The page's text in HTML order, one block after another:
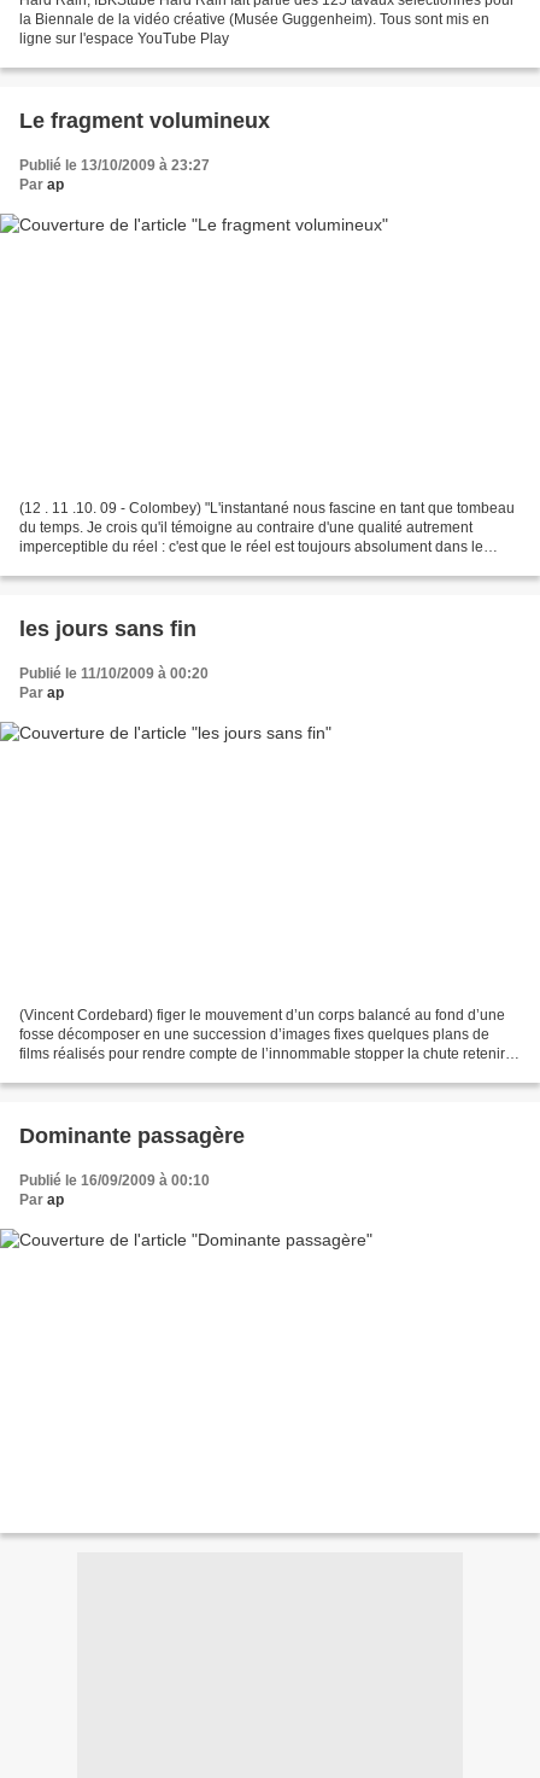
la Biennale de la vidéo créative (Musée Guggenheim). Tous sont mis en
ligne sur l'espace YouTube Play
Le fragment volumineux
Publié le 13/10/2009 à 23:27
Par ap
(12 . 11 .10. 09 - Colombey) "L'instantané nous fascine en tant que tombeau
du temps. Je crois qu'il témoigne au contraire d'une qualité autrement
imperceptible du réel : c'est que le réel est toujours absolument dans le
les jours sans fin
Publié le 11/10/2009 à 00:20
Par ap
(Vincent Cordebard) figer le mouvement d’un corps balancé au fond d’une
fosse décomposer en une succession d’images fixes quelques plans de
films réalisés pour rendre compte de l’innommable stopper la chute retenir
Dominante passagère
Publié le 16/09/2009 à 00:10
Par ap